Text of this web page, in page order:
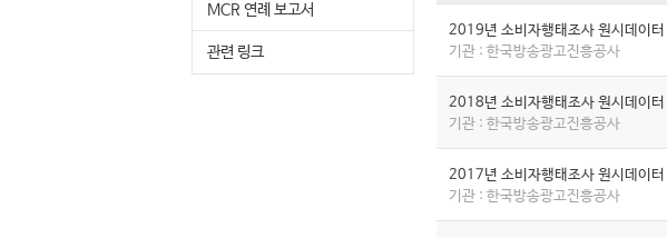
MCR 연례 보고서
관련 링크
2019년 소비자행태조사 원시데이터
기관 : 한국방송광고진흥공사
2018년 소비자행태조사 원시데이터
기관 : 한국방송광고진흥공사
2017년 소비자행태조사 원시데이터
기관 : 한국방송광고진흥공사